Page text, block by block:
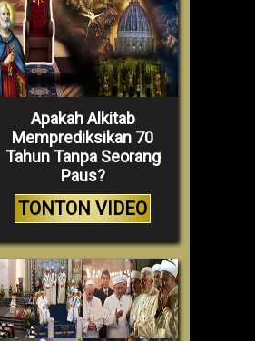
Apakah Alkitab
Memprediksikan 70
Tahun Tanpa Seorang
Paus?
TONTON VIDEO